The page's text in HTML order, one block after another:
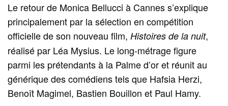
Le retour de Monica Bellucci à Cannes s’explique
principalement par la sélection en compétition
officielle de son nouveau film,Histoires de la nuit,
réalisé par Léa Mysius. Le long-métrage figure
parmi les prétendants à la Palme d’or et réunit au
générique des comédiens tels que Hafsia Herzi,
Benoît Magimel, Bastien Bouillon et Paul Hamy.